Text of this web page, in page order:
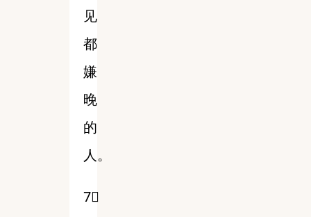
见
都
嫌
晚
的
人。
7⃣️